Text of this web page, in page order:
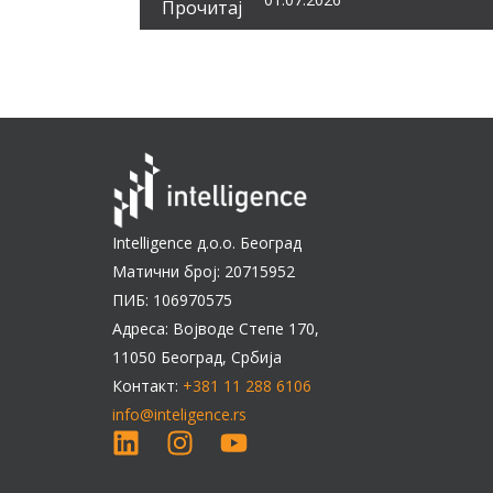
Прочитај
Intelligence д.о.о. Београд
Матични број: 20715952
ПИБ: 106970575
Адреса: Војводе Степе 170,
11050 Београд, Србија
Контакт: +381 11 288 6106
info@inteligence.rs